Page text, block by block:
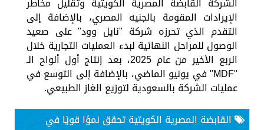
الإيرادات المقومة بالجنيه المصري، بالإضافة إلى
التقدم الذي تحرزه شركة "نايل وود" على صعيد
الوصول للمراحل النهائية لبدء العمليات التجارية خلال
الربع الأخير من عام 2025، بعد إنتاج أول ألواح الـ
"MDF" في يونيو الماضي، بالإضافة إلى التوسع في
عمليات الشركة بالسعودية لتوزيع الغاز الطبيعي.
القابضة المصرية الكويتية تحقق نموًا قويًا في